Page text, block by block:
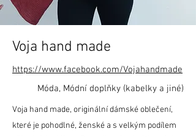
Voja hand made
https://www.facebook.com/Vojahandmade
Móda, Módní doplňky (kabelky a jiné)
Voja hand made, originální dámské oblečení,
které je pohodlné, ženské a s velkým podílem